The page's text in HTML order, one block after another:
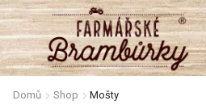
Domů Shop Mošty